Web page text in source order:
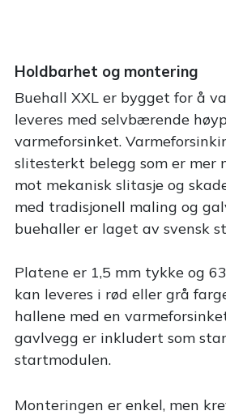
Holdbarhet og montering
Buehall XXL er bygget for å
leveres med selvbærende
varmeforsinket.
slitesterkt belegg som er mer
mot mekanisk slitasje og
med tradisjonell maling og
buehaller er laget av svensk
Platene er 1,5 mm tykke og
kan leveres i rød eller grå
hallene med en
gavlvegg er inkludert som
startmodulen.
Monteringen er enkel, men